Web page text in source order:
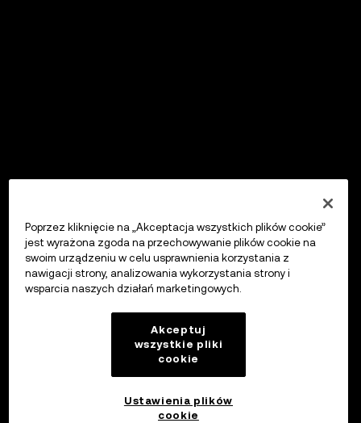
Poprzez kliknięcie na „Akceptacja wszystkich plików cookie”
jest wyrażona zgoda na przechowywanie plików cookie na
swoim urządzeniu w celu usprawnienia korzystania z
nawigacji strony, analizowania wykorzystania strony i
wsparcia naszych działań marketingowych.
Akceptuj
wszystkie pliki
cookie
Ustawienia plików
cookie